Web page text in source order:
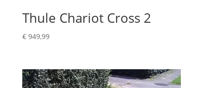
Thule Chariot Cross 2
€949,99